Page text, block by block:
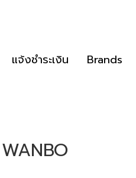
แจ้งชำระเงิน Brands
WANBO